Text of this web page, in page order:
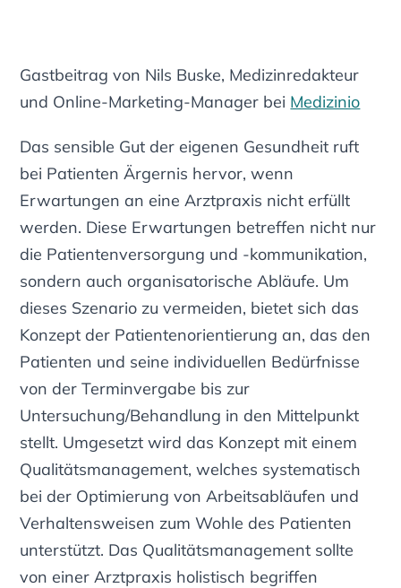
Gastbeitrag von Nils Buske, Medizinredakteur
und Online-Marketing-Manager bei Medizinio
Das sensible Gut der eigenen Gesundheit ruft
bei Patienten Ärgernis hervor, wenn
Erwartungen an eine Arztpraxis nicht erfüllt
werden. Diese Erwartungen betreffen nicht nur
die Patientenversorgung und -kommunikation,
sondern auch organisatorische Abläufe. Um
dieses Szenario zu vermeiden, bietet sich das
Konzept der Patientenorientierung an, das den
Patienten und seine individuellen Bedürfnisse
von der Terminvergabe bis zur
Untersuchung/Behandlung in den Mittelpunkt
stellt. Umgesetzt wird das Konzept mit einem
Qualitätsmanagement, welches systematisch
bei der Optimierung von Arbeitsabläufen und
Verhaltensweisen zum Wohle des Patienten
unterstützt. Das Qualitätsmanagement sollte
von einer Arztpraxis holistisch begriffen